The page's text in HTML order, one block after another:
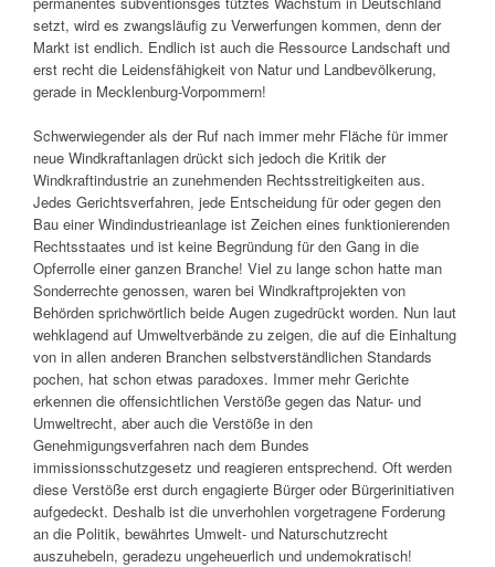
setzt, wird es zwangsläufig zu Verwerfungen kommen, denn der
Markt ist endlich. Endlich ist auch die Ressource Landschaft und
erst recht die Leidensfähigkeit von Natur und Landbevölkerung,
gerade in Mecklenburg-Vorpommern!
Schwerwiegender als der Ruf nach immer mehr Fläche für immer
neue Windkraftanlagen drückt sich jedoch die Kritik der
Windkraftindustrie an zunehmenden Rechtsstreitigkeiten aus.
Jedes Gerichtsverfahren, jede Entscheidung für oder gegen den
Bau einer Windindustrieanlage ist Zeichen eines funktionierenden
Rechtsstaates und ist keine Begründung für den Gang in die
Opferrolle einer ganzen Branche! Viel zu lange schon hatte man
Sonderrechte genossen, waren bei Windkraftprojekten von
Behörden sprichwörtlich beide Augen zugedrückt worden. Nun laut
wehklagend auf Umweltverbände zu zeigen, die auf die Einhaltung
von in allen anderen Branchen selbstverständlichen Standards
pochen, hat schon etwas paradoxes. Immer mehr Gerichte
erkennen die offensichtlichen Verstöße gegen das Natur- und
Umweltrecht, aber auch die Verstöße in den
Genehmigungsverfahren nach dem Bundes
immissionsschutzgesetz und reagieren entsprechend. Oft werden
diese Verstöße erst durch engagierte Bürger oder Bürgerinitiativen
aufgedeckt. Deshalb ist die unverhohlen vorgetragene Forderung
an die Politik, bewährtes Umwelt- und Naturschutzrecht
auszuhebeln, geradezu ungeheuerlich und undemokratisch!